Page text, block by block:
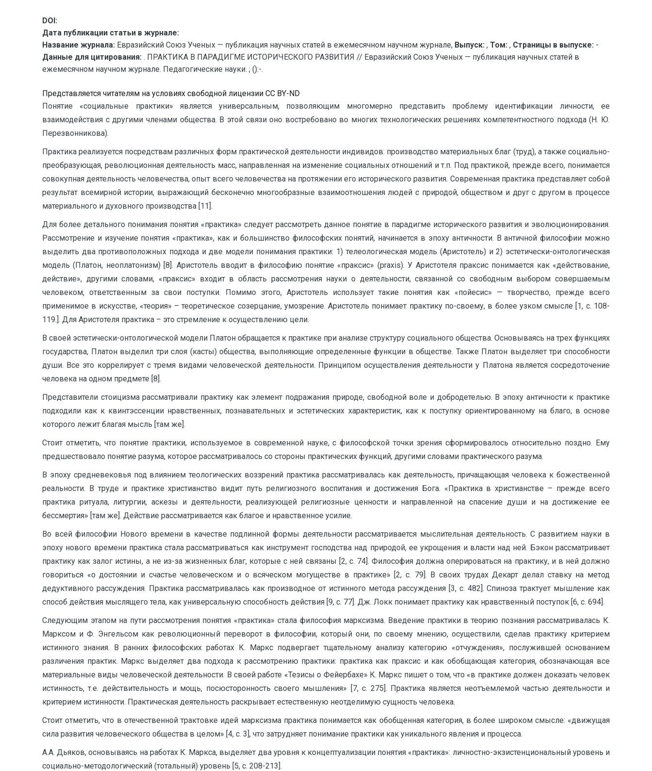
DOI:
Дата публикации статьи в журнале:
Название журнала: Евразийский Союз Ученых — публикация научных статей в ежемесячном научном журнале, Выпуск: , Том: , Страницы в выпуске: -
Данные для цитирования: . ПРАКТИКА В ПАРАДИГМЕ ИСТОРИЧЕСКОГО РАЗВИТИЯ // Евразийский Союз Ученых — публикация научных статей в
ежемесячном научном журнале. Педагогические науки. ; ():-.
Представляется читателям на условиях свободной лицензии CC BY-ND
Понятие «социальные практики» является универсальным, позволяющим многомерно представить проблему идентификации личности, ее
взаимодействия с другими членами общества. В этой связи оно востребовано во многих технологических решениях компетентностного подхода (Н. Ю.
Перезвонникова).
Практика реализуется посредствам различных форм практической деятельности индивидов: производство материальных благ (труд), а также социально-
преобразующая, революционная деятельность масс, направленная на изменение социальных отношений и т.п. Под практикой, прежде всего, понимается
совокупная деятельность человечества, опыт всего человечества на протяжении его исторического развития. Современная практика представляет собой
результат всемирной истории, выражающий бесконечно многообразные взаимоотношения людей с природой, обществом и друг с другом в процессе
материального и духовного производства [11].
Для более детального понимания понятия «практика» следует рассмотреть данное понятие в парадигме исторического развития и эволюционирования.
Рассмотрение и изучение понятия «практика», как и большинство философских понятий, начинается в эпоху античности. В античной философии можно
выделить два противоположных подхода и две модели понимания практики: 1) телеологическая модель (Аристотель) и 2) эстетически-онтологическая
модель (Платон, неоплатонизм) [8]. Аристотель вводит в философию понятие «праксис» (praxis). У Аристотеля праксис понимается как «действование,
действие», другими словами, «праксис» входит в область рассмотрения науки о деятельности, связанной со свободным выбором совершаемым
человеком, ответственным за свои поступки. Помимо этого, Аристотель использует такие понятия как «пойесис» — творчество, прежде всего
применимое в искусстве, «теория» – теоретическое созерцание, умозрение. Аристотель понимает практику по-своему, в более узком смысле [1, с. 108-
119.]. Для Аристотеля практика – это стремление к осуществлению цели.
В своей эстетически-онтологической модели Платон обращается к практике при анализе структуру социального общества. Основываясь на трех функциях
государства, Платон выделил три слоя (касты) общества, выполняющие определенные функции в обществе. Также Платон выделяет три способности
души. Все это коррелирует с тремя видами человеческой деятельности. Принципом осуществления деятельности у Платона является сосредоточение
человека на одном предмете [8].
Представители стоицизма рассматривали практику как элемент подражания природе, свободной воле и добродетелью. В эпоху античности к практике
подходили как к квинтэссенции нравственных, познавательных и эстетических характеристик, как к поступку ориентированному на благо, в основе
которого лежит благая мысль [там же].
Стоит отметить, что понятие практики, используемое в современной науке, с философской точки зрения сформировалось относительно поздно. Ему
предшествовало понятие разума, которое рассматривалось со стороны практических функций, другими словами практического разума.
В эпоху средневековья под влиянием теологических воззрений практика рассматривалась как деятельность, причащающая человека к божественной
реальности. В труде и практике христианство видит путь религиозного воспитания и достижения Бога. «Практика в христианстве – прежде всего
практика ритуала, литургии, аскезы и деятельности, реализующей религиозные ценности и направленной на спасение души и на достижение ее
бессмертия» [там же]. Действие рассматривается как благое и нравственное усилие.
Во всей философии Нового времени в качестве подлинной формы деятельности рассматривается мыслительная деятельность. С развитием науки в
эпоху нового времени практика стала рассматриваться как инструмент господства над природой, ее укрощения и власти над ней. Бэкон рассматривает
практику как залог истины, а не из-за жизненных благ, которые с ней связаны [2, с. 74]. Философия должна оперироваться на практику, и в ней должно
говориться «о достоянии и счастье человеческом и о всяческом могуществе в практике» [2, с. 79]. В своих трудах Декарт делал ставку на метод
дедуктивного рассуждения. Практика рассматривалась как производное от истинного метода рассуждения [3, с. 482]. Спиноза трактует мышление как
способ действия мыслящего тела, как универсальную способность действия [9, с. 77]. Дж. Локк понимает практику как нравственный поступок [6, с. 694].
Следующим этапом на пути рассмотрения понятия «практика» стала философия марксизма. Введение практики в теорию познания рассматривалась К.
Марксом и Ф. Энгельсом как революционный переворот в философии, который они, по своему мнению, осуществили, сделав практику критерием
истинного знания. В ранних философских работах К. Маркс подвергает тщательному анализу категорию «отчуждения», послужившей основанием
различения практик. Маркс выделяет два подхода к рассмотрению практики: практика как праксис и как обобщающая категория, обозначающая все
материальные виды человеческой деятельности. В своей работе «Тезисы о Фейербахе» К. Маркс пишет о том, что «в практике должен доказать человек
истинность, т.е. действительность и мощь, посюсторонность своего мышления» [7, с. 275]. Практика является неотъемлемой частью деятельности и
критерием истинности. Практическая деятельность раскрывает естественную неотделимую сущность человека.
Стоит отметить, что в отечественной трактовке идей марксизма практика понимается как обобщенная категория, в более широком смысле: «движущая
сила развития человеческого общества в целом» [4, с. 3], что затрудняет понимание практики как уникального явления и процесса.
А.А. Дьяков, основываясь на работах К. Маркса, выделяет два уровня к концептуализации понятия «практика»: личностно-экзистенциональный уровень и
социально-методологический (тотальный) уровень [5, с. 208-213].